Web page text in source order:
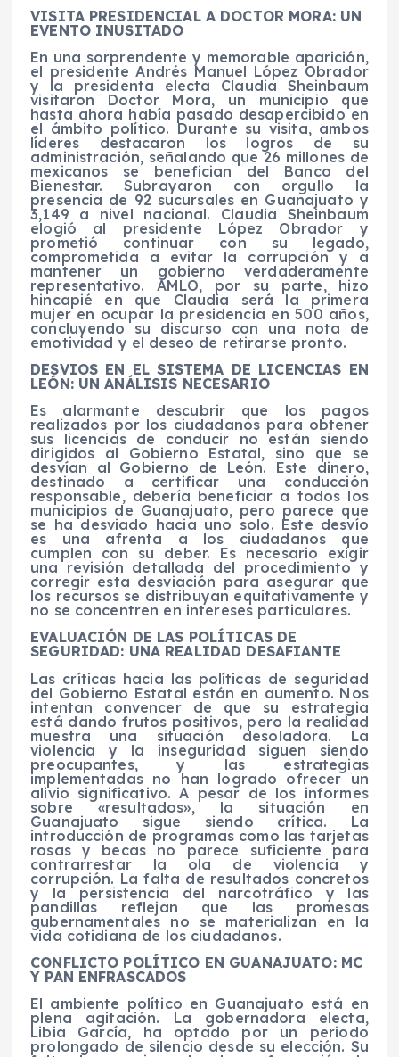
VISITA PRESIDENCIAL A DOCTOR MORA: UN
EVENTO INUSITADO
En una sorprendente y memorable aparición,
el presidente Andrés Manuel López Obrador
y la presidenta electa Claudia Sheinbaum
visitaron Doctor Mora, un municipio que
hasta ahora había pasado desapercibido en
el ámbito político. Durante su visita, ambos
líderes destacaron los logros de su
administración, señalando que 26 millones de
mexicanos se benefician del Banco del
Bienestar. Subrayaron con orgullo la
presencia de 92 sucursales en Guanajuato y
3,149 a nivel nacional. Claudia Sheinbaum
elogió al presidente López Obrador y
prometió continuar con su legado,
comprometida a evitar la corrupción y a
mantener un gobierno verdaderamente
representativo. AMLO, por su parte, hizo
hincapié en que Claudia será la primera
mujer en ocupar la presidencia en 500 años,
concluyendo su discurso con una nota de
emotividad y el deseo de retirarse pronto.
DESVIOS EN EL SISTEMA DE LICENCIAS EN
LEÓN: UN ANÁLISIS NECESARIO
Es alarmante descubrir que los pagos
realizados por los ciudadanos para obtener
sus licencias de conducir no están siendo
dirigidos al Gobierno Estatal, sino que se
desvían al Gobierno de León. Este dinero,
destinado a certificar una conducción
responsable, debería beneficiar a todos los
municipios de Guanajuato, pero parece que
se ha desviado hacia uno solo. Este desvío
es una afrenta a los ciudadanos que
cumplen con su deber. Es necesario exigir
una revisión detallada del procedimiento y
corregir esta desviación para asegurar que
los recursos se distribuyan equitativamente y
no se concentren en intereses particulares.
EVALUACIÓN DE LAS POLÍTICAS DE
SEGURIDAD: UNA REALIDAD DESAFIANTE
Las críticas hacia las políticas de seguridad
del Gobierno Estatal están en aumento. Nos
intentan convencer de que su estrategia
está dando frutos positivos, pero la realidad
muestra una situación desoladora. La
violencia y la inseguridad siguen siendo
preocupantes, y las estrategias
implementadas no han logrado ofrecer un
alivio significativo. A pesar de los informes
sobre «resultados», la situación en
Guanajuato sigue siendo crítica. La
introducción de programas como las tarjetas
rosas y becas no parece suficiente para
contrarrestar la ola de violencia y
corrupción. La falta de resultados concretos
y la persistencia del narcotráfico y las
pandillas reflejan que las promesas
gubernamentales no se materializan en la
vida cotidiana de los ciudadanos.
CONFLICTO POLÍTICO EN GUANAJUATO: MC
Y PAN ENFRASCADOS
El ambiente político en Guanajuato está en
plena agitación. La gobernadora electa,
Libia García, ha optado por un periodo
prolongado de silencio desde su elección. Su